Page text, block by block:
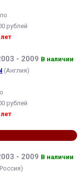
рублей
- 2009 В наличии
(Англия)
рублей
- 2009 В наличии